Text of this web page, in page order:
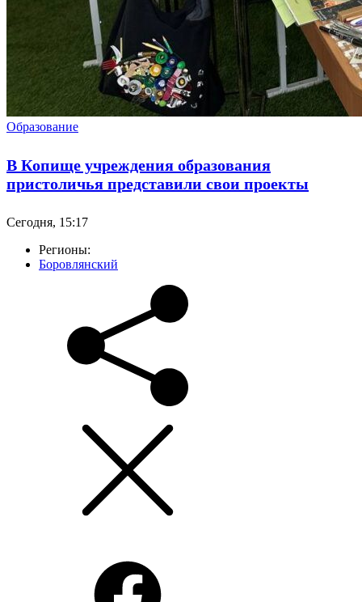
Образование
В Копище учреждения образования
пристоличья представили свои проекты
Сегодня, 15:17
Регионы:
Боровлянский